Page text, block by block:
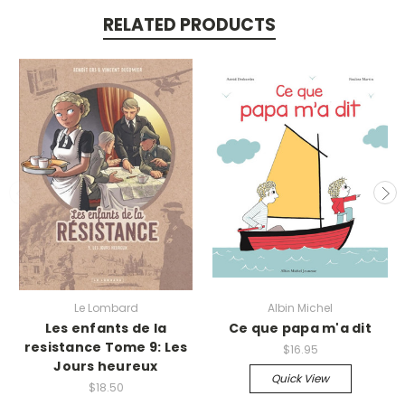
RELATED PRODUCTS
Le Lombard
Les enfants de la
resistance Tome 9: Les
Jours heureux
$18.50
Albin Michel
Ce que papa m'a dit
$16.95
Quick View